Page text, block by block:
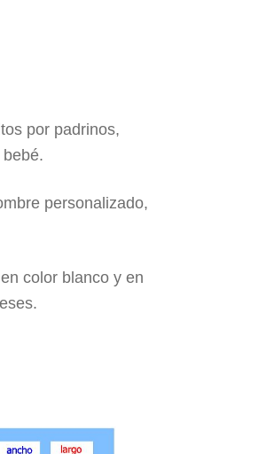
por padrinos,
personalizado,
color blanco y en